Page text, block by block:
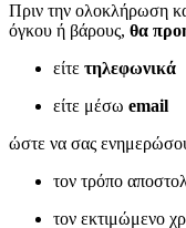
Πριν την ολοκλήρωση
όγκου ή βάρους, θα
είτε τηλεφωνικά
είτε μέσω email
ώστε να σας
τον τρόπο
τον εκτιμώμενο